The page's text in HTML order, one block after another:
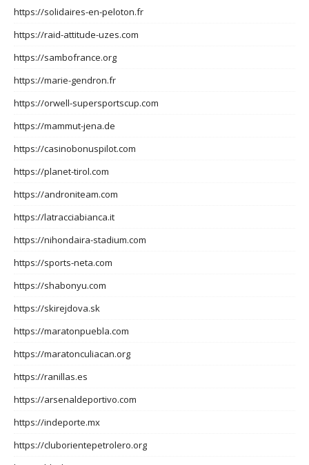
https://solidaires-en-peloton.fr
https://raid-attitude-uzes.com
https://sambofrance.org
https://marie-gendron.fr
https://orwell-supersportscup.com
https://mammut-jena.de
https://casinobonuspilot.com
https://planet-tirol.com
https://androniteam.com
https://latracciabianca.it
https://nihondaira-stadium.com
https://sports-neta.com
https://shabonyu.com
https://skirejdova.sk
https://maratonpuebla.com
https://maratonculiacan.org
https://ranillas.es
https://arsenaldeportivo.com
https://indeporte.mx
https://cluborientepetrolero.org